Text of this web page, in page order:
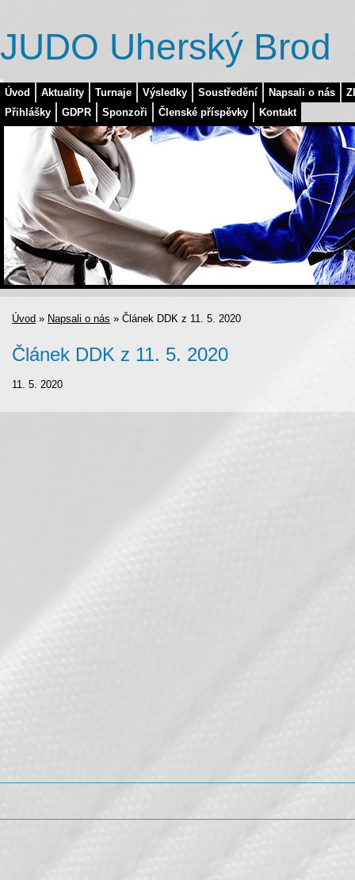
Úvod Aktuality Turnaje Výsledky Soustředění Napsali o nás
Přihlášky
GDPR Sponzoři Členské příspěvky Kontakt
JUDO Uherský Brod
Úvod » Napsali o nás » Článek DDK z 11. 5. 2020
Článek DDK z 11. 5. 2020
11. 5. 2020